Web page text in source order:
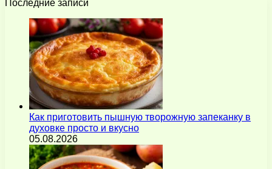
Последние записи
Как приготовить пышную творожную запеканку в
духовке просто и вкусно
05.08.2026